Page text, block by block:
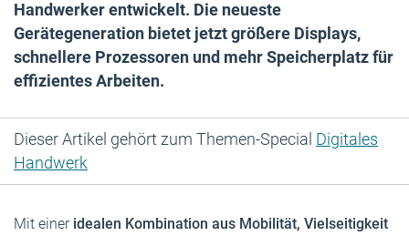
Handwerker entwickelt. Die neueste
Gerätegeneration bietet jetzt größere Displays,
schnellere Prozessoren und mehr Speicherplatz für
effizientes Arbeiten.
Dieser Artikel gehört zum Themen-Special Digitales
Handwerk
Mit einer idealen Kombination aus Mobilität, Vielseitigkeit